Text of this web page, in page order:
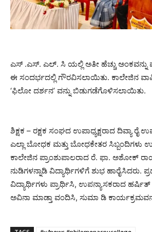
ಎಸ್ .ಎಸ್. ಎಲ್. ಸಿ ಯಲ್ಲಿ ಅತೀ ಹೆಚ್ಚು ಅಂಕವನ್ನು
ಈ ಸಂದರ್ಭದಲ್ಲಿ ಗೌರವಿಸಲಾಯಿತು. ಕಾಲೇಜಿನ
‘ಫಿಲೋ ದರ್ಶನ’ ವನ್ನು ಬಿಡುಗಡೆಗೊಳಿಸಲಾಯಿತು.
ಶಿಕ್ಷಕ – ರಕ್ಷಕ ಸಂಘದ ಉಪಾಧ್ಯಕ್ಷರಾದ ದಿವ್ಯಾ ರೈ
ಎಲ್ಲಾ ಬೋಧಕ ಮತ್ತು ಬೋಧಕೇತರ ಸಿಬ್ಬಂದಿಗಳು
ಕಾಲೇಜಿನ ಪ್ರಾಂಶುಪಾಲರಾದ ರೆ. ಫಾ. ಅಶೋಕ್
ನುಡಿಗಳನ್ನಾಡಿ ವಿದ್ಯಾರ್ಥಿಗಳಿಗೆ ಶುಭ ಹಾರೈಸಿದರು.
ವಿದ್ಯಾರ್ಥಿಗಳು ಪ್ರಾರ್ಥಿಸಿ, ಉಪನ್ಯಾಸಕರಾದ ಹರ್ಷಿತ್
ಅವಿನಾ ಮಾಡ್ತಾ ವಂದಿಸಿ, ಸುಮಾ ಡಿ